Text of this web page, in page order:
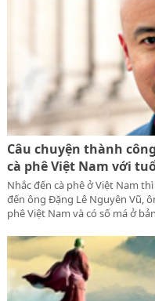
Câu chuyện thành
cà phê Việt Nam với
khó
Nhắc đến cà phê ở Việt Nam
đến ông Đặng Lê Nguyên Vũ,
phê Việt Nam và có số má ở
Đặng Lê Nguyên Vũ